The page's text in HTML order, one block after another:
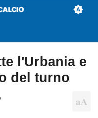
l'Urbania e
del turno